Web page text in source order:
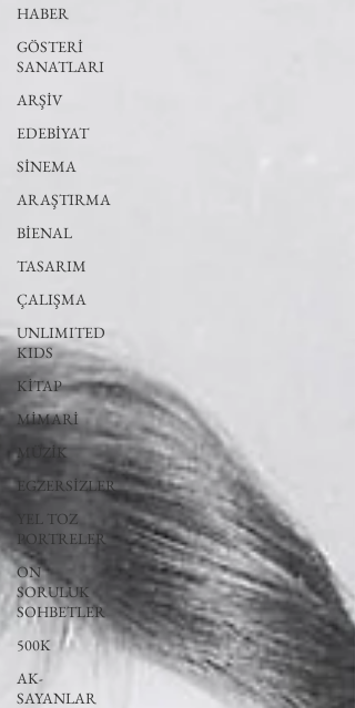
HABER
GÖSTERİ
SANATLARI
ARŞİV
EDEBİYAT
SİNEMA
ARAŞTIRMA
BİENAL
TASARIM
ÇALIŞMA
UNLIMITED
KIDS
KİTAP
MİMARİ
MÜZİK
EGZERSİZLER
YEL TOZ
PORTRELER
ON
SORULUK
SOHBETLER
500K
AK-
SAYANLAR